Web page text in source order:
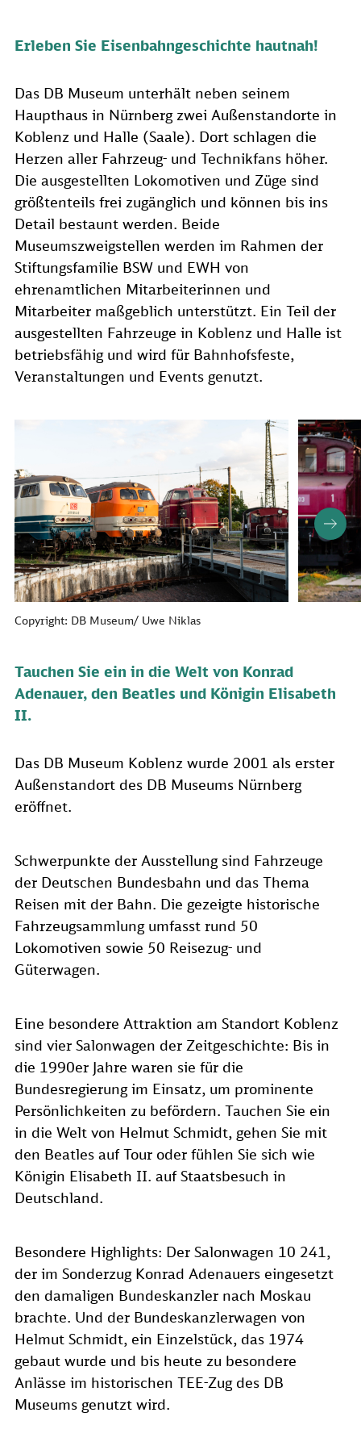
Erleben Sie Eisenbahngeschichte hautnah!
Das DB Museum unterhält neben seinem
Haupthaus in Nürnberg zwei Außenstandorte in
Koblenz und Halle (Saale). Dort schlagen die
Herzen aller Fahrzeug- und Technikfans höher.
Die ausgestellten Lokomotiven und Züge sind
größtenteils frei zugänglich und können bis ins
Detail bestaunt werden. Beide
Museumszweigstellen werden im Rahmen der
Stiftungsfamilie BSW und EWH von
ehrenamtlichen Mitarbeiterinnen und
Mitarbeiter maßgeblich unterstützt. Ein Teil der
ausgestellten Fahrzeuge in Koblenz und Halle ist
betriebsfähig und wird für Bahnhofsfeste,
Veranstaltungen und Events genutzt.
Copyright: DB Museum/ Uwe Niklas
Tauchen Sie ein in die Welt von Konrad
Adenauer, den Beatles und Königin Elisabeth
II.
Das DB Museum Koblenz wurde 2001 als erster
Außenstandort des DB Museums Nürnberg
eröffnet.
Schwerpunkte der Ausstellung sind Fahrzeuge
der Deutschen Bundesbahn und das Thema
Reisen mit der Bahn. Die gezeigte historische
Fahrzeugsammlung umfasst rund 50
Lokomotiven sowie 50 Reisezug- und
Güterwagen.
Eine besondere Attraktion am Standort Koblenz
sind vier Salonwagen der Zeitgeschichte: Bis in
die 1990er Jahre waren sie für die
Bundesregierung im Einsatz, um prominente
Persönlichkeiten zu befördern. Tauchen Sie ein
in die Welt von Helmut Schmidt, gehen Sie mit
den Beatles auf Tour oder fühlen Sie sich wie
Königin Elisabeth II. auf Staatsbesuch in
Deutschland.
Besondere Highlights: Der Salonwagen 10 241,
der im Sonderzug Konrad Adenauers eingesetzt
den damaligen Bundeskanzler nach Moskau
brachte. Und der Bundeskanzlerwagen von
Helmut Schmidt, ein Einzelstück, das 1974
gebaut wurde und bis heute zu besondere
Anlässe im historischen TEE-Zug des DB
Museums genutzt wird.